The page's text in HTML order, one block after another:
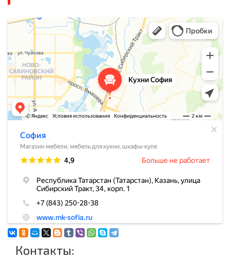
Контакты: